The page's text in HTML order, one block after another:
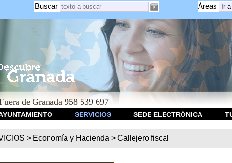
Áreas
Buscar
de Granada 958 539 697
SERVICIOS SEDE ELECTRÓNICA
> Economía y Hacienda >Callejero fiscal